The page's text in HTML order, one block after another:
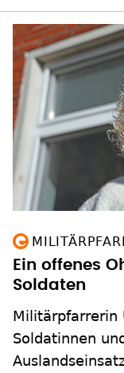
Ein offenes
Soldaten
Militärpfarrerin
Soldatinnen